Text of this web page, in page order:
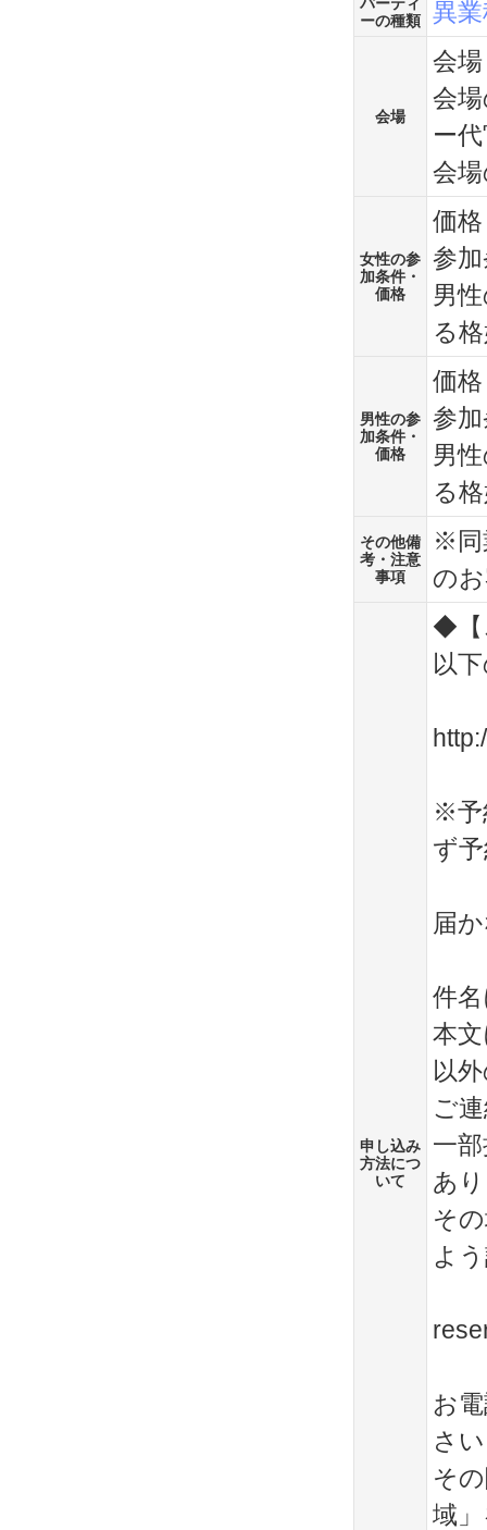
ーの種類
異
会場
会
会
ー
会
女性の参
加条件・
価格
価
参
男
る
男性の参
加条件・
価格
価
参
男
る
その他備
考・注意
事項
※同
の
申し込み
方法につ
いて
◆【
以
※予
ず
届
件
本
以
ご
一
あ
そ
よ
お
さ
そ
域